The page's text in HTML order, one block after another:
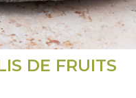
Edition limitée
DE FRUITS